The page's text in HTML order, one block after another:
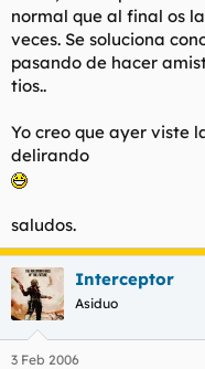
normal que al final os
veces. Se soluciona
pasando de hacer
tios..
Yo creo que ayer viste
delirando
saludos.
Interceptor
Asiduo
3 Feb 2006